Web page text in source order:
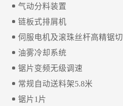
气动分料装置
链板式排屑机
伺服电机及滚珠丝杆高精锯切
油雾冷却系统
锯片变频无级调速
常规自动送料架5.8米
锯片1片